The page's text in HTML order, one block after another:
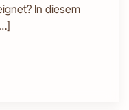
In diesem